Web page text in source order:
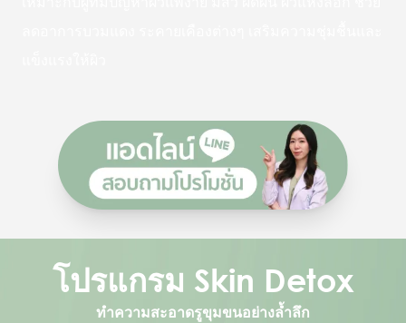
โปรแกรม Skin Detox
ทำความสะอาดรูขุมขนอย่างล้ำลึก